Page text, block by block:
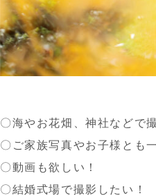
〇海やお花畑、神社などで
〇ご家族写真やお子様とも
〇動画も欲しい！
〇結婚式場で撮影したい！